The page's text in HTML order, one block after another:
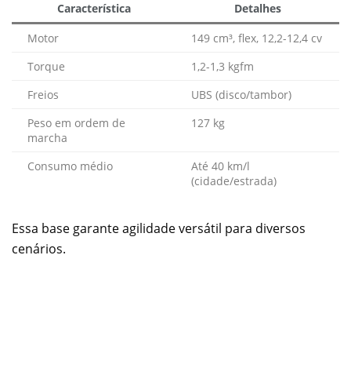
Característica
Detalhes
Motor
149 cm³, flex, 12,2-12,4 cv
Torque
1,2-1,3 kgfm
Freios
UBS (disco/tambor)
Peso em ordem de
marcha
127 kg
Consumo médio
Até 40 km/l
(cidade/estrada)
Essa base garante agilidade versátil para diversos
cenários.